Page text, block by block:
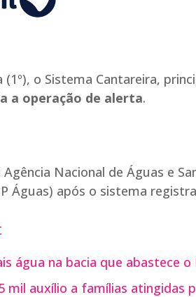
o Sistema Cantareira,
a operação de alerta.
Nacional de Águas e
Águas) após o sistema
água na bacia que abastece o
mil auxílio a famílias atingidas